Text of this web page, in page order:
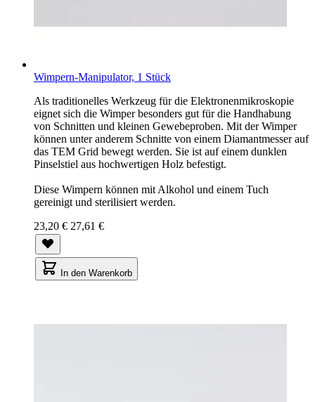
Wimpern-Manipulator, 1 Stück
Als traditionelles Werkzeug für die Elektronenmikroskopie
eignet sich die Wimper besonders gut für die Handhabung
von Schnitten und kleinen Gewebeproben. Mit der Wimper
können unter anderem Schnitte von einem Diamantmesser auf
das TEM Grid bewegt werden. Sie ist auf einem dunklen
Pinselstiel aus hochwertigen Holz befestigt.
Diese Wimpern können mit Alkohol und einem Tuch
gereinigt und sterilisiert werden.
23,20 € 27,61 €
In den Warenkorb